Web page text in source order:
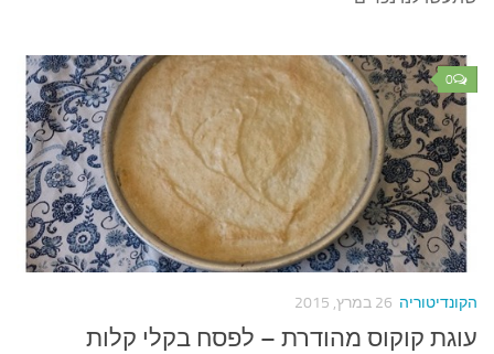
0
הקונדיטוריה 26 במרץ, 2015
עוגת קוקוס מהודרת – לפסח בקלי קלות